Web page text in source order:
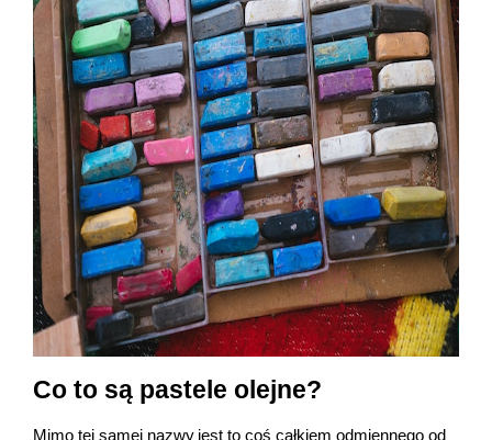
Co to są pastele olejne?
Mimo tej samej nazwy jest to coś całkiem odmiennego od